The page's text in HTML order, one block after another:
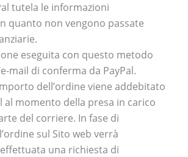
tutela le informazioni
quanto non vengono passate
eseguita con questo metodo
mail di conferma da PayPal.
dell’ordine viene addebitato
al momento della presa in carico
del corriere. In fase di
sul Sito web verrà
una richiesta di